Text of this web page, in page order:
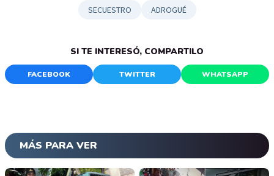
SECUESTRO ADROGUÉ
SI TE INTERESÓ, COMPARTILO
FACEBOOK TWITTER WHATSAPP
MÁS PARA VER